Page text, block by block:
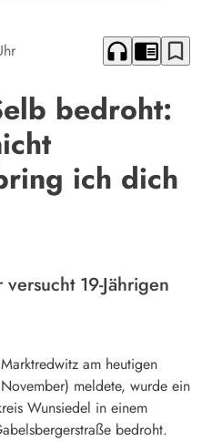
headphones chrome_reader_mode bookmark_border
bedroht:
ich dich
19-Jährigen
am heutigen
meldete, wurde ein
Wunsiedel in einem
bedroht.